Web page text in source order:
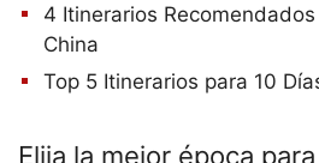
4 Itinerarios
China
Top 5 Itinerarios para 10
Elija la mejor época